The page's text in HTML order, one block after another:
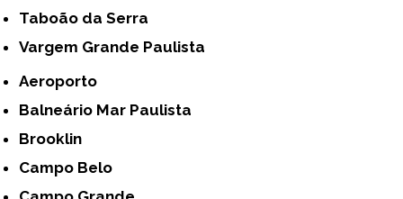
Taboão da Serra
Vargem Grande Paulista
Aeroporto
Balneário Mar Paulista
Brooklin
Campo Belo